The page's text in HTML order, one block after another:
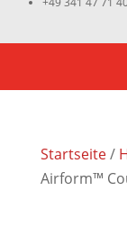
Startseite/
Airform™